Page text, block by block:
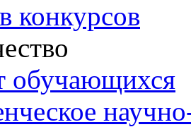
конкурсов
обучающихся